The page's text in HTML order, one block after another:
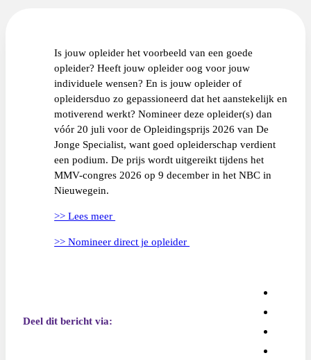
Is jouw opleider het voorbeeld van een goede
opleider? Heeft jouw opleider oog voor jouw
individuele wensen? En is jouw opleider of
opleidersduo zo gepassioneerd dat het aanstekelijk en
motiverend werkt? Nomineer deze opleider(s) dan
vóór 20 juli voor de Opleidingsprijs 2026 van De
Jonge Specialist, want goed opleiderschap verdient
een podium. De prijs wordt uitgereikt tijdens het
MMV-congres 2026 op 9 december in het NBC in
Nieuwegein.
>> Lees meer
>> Nomineer direct je opleider
Deel dit bericht via: